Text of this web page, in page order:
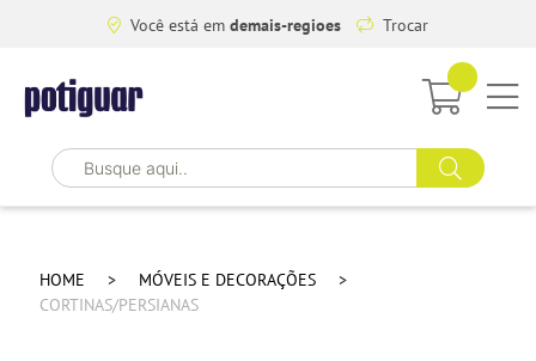
Você está em demais-regioes Trocar
HOME
MÓVEIS E DECORAÇÕES
CORTINAS/PERSIANAS